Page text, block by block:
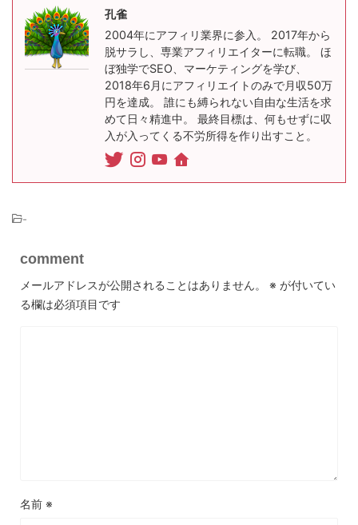
孔雀
2004年にアフィリ業界に参入。 2017年から
脱サラし、専業アフィリエイターに転職。 ほ
ぼ独学でSEO、マーケティングを学び、
2018年6月にアフィリエイトのみで月収50万
円を達成。 誰にも縛られない自由な生活を求
めて日々精進中。 最終目標は、何もせずに収
入が入ってくる不労所得を作り出すこと。
-
comment
メールアドレスが公開されることはありません。 ※ が付いてい
る欄は必須項目です
名前 ※